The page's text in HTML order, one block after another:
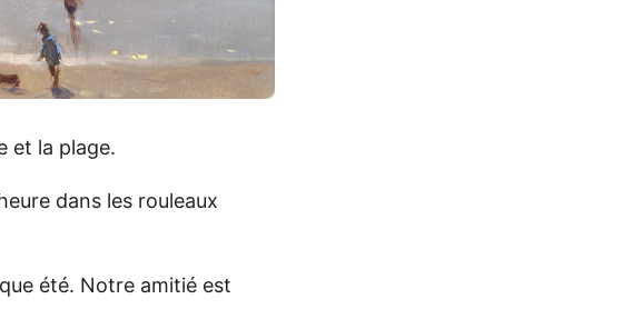
et la plage.
dans les rouleaux
été. Notre amitié est